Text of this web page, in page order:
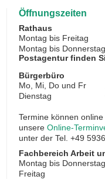
Öffnungszeiten
Rathaus
Montag bis Freitag
Montag bis Donnerstag
Postagentur finden
Bürgerbüro
Mo, Mi, Do und Fr
Dienstag
Termine können
unsere Online-
unter der Tel. +49
Fachbereich Arbeit
Montag bis Donnerstag
Freitag